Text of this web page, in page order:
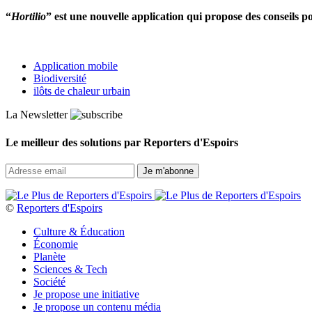
“Hortilio” est une nouvelle application qui propose des conseils
Application mobile
Biodiversité
ilôts de chaleur urbain
La Newsletter
Le meilleur des solutions par Reporters d'Espoirs
© Reporters d'Espoirs
Culture & Éducation
Économie
Planète
Sciences & Tech
Société
Je propose une initiative
Je propose un contenu média